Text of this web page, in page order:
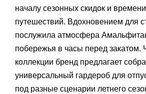
началу сезонных скидок и
путешествий. Вдохновением для
послужила атмосфера
побережья в часы перед закатом.
коллекции бренд предлагает
универсальный гардероб для
под разные сценарии летнего